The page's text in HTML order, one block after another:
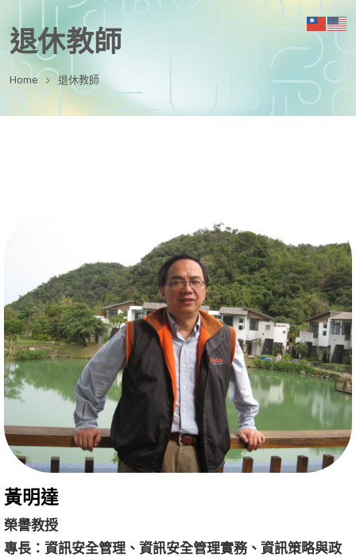
退休教師
Home 退休教師
黃明達
榮譽教授
專長：資訊安全管理、資訊安全管理實務、資訊策略與政